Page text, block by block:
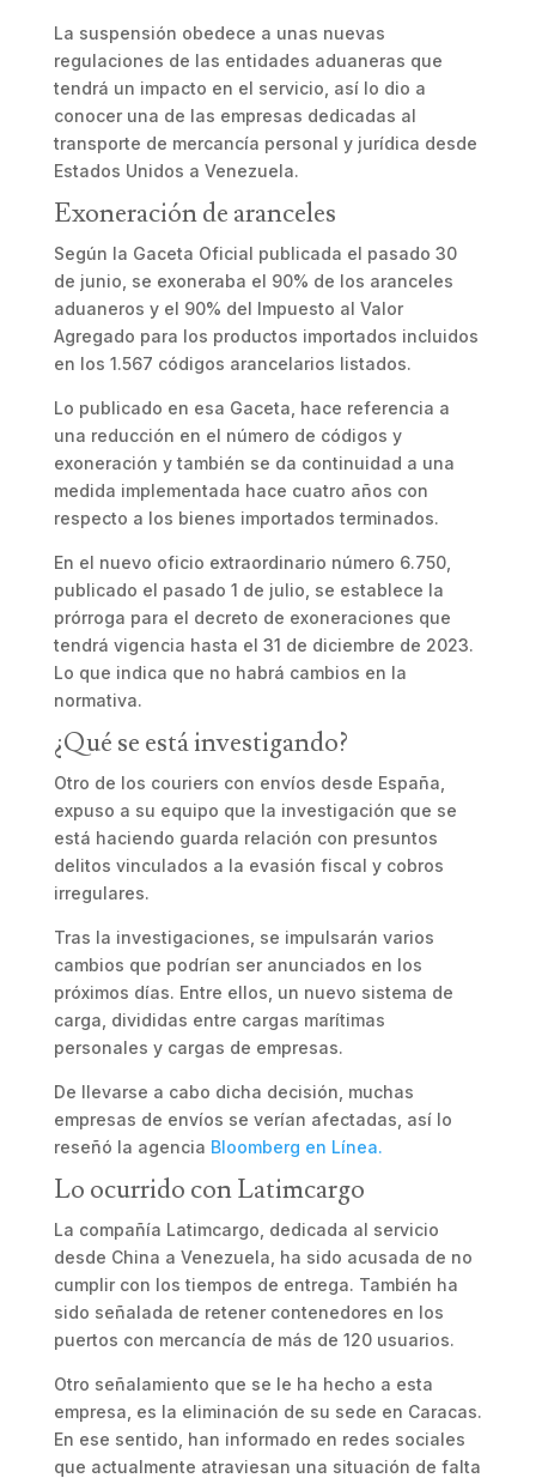
La suspensión obedece a unas nuevas
regulaciones de las entidades aduaneras que
tendrá un impacto en el servicio, así lo dio a
conocer una de las empresas dedicadas al
transporte de mercancía personal y jurídica desde
Estados Unidos a Venezuela.
Exoneración de aranceles
Según la Gaceta Oficial publicada el pasado 30
de junio, se exoneraba el 90% de los aranceles
aduaneros y el 90% del Impuesto al Valor
Agregado para los productos importados incluidos
en los 1.567 códigos arancelarios listados.
Lo publicado en esa Gaceta, hace referencia a
una reducción en el número de códigos y
exoneración y también se da continuidad a una
medida implementada hace cuatro años con
respecto a los bienes importados terminados.
En el nuevo oficio extraordinario número 6.750,
publicado el pasado 1 de julio, se establece la
prórroga para el decreto de exoneraciones que
tendrá vigencia hasta el 31 de diciembre de 2023.
Lo que indica que no habrá cambios en la
normativa.
¿Qué se está investigando?
Otro de los couriers con envíos desde España,
expuso a su equipo que la investigación que se
está haciendo guarda relación con presuntos
delitos vinculados a la evasión fiscal y cobros
irregulares.
Tras la investigaciones, se impulsarán varios
cambios que podrían ser anunciados en los
próximos días. Entre ellos, un nuevo sistema de
carga, divididas entre cargas marítimas
personales y cargas de empresas.
De llevarse a cabo dicha decisión, muchas
empresas de envíos se verían afectadas, así lo
reseñó la agencia Bloomberg en Línea.
Lo ocurrido con Latimcargo
La compañía Latimcargo, dedicada al servicio
desde China a Venezuela, ha sido acusada de no
cumplir con los tiempos de entrega. También ha
sido señalada de retener contenedores en los
puertos con mercancía de más de 120 usuarios.
Otro señalamiento que se le ha hecho a esta
empresa, es la eliminación de su sede en Caracas.
En ese sentido, han informado en redes sociales
que actualmente atraviesan una situación de falta